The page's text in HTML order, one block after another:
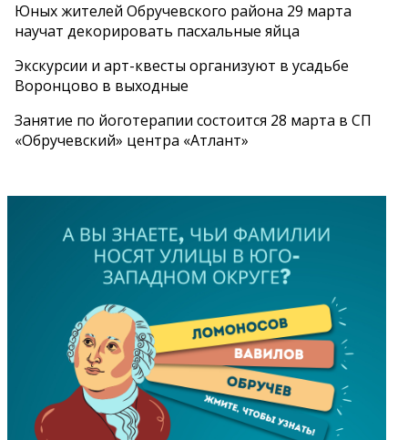
Юных жителей Обручевского района 29 марта
научат декорировать пасхальные яйца
Экскурсии и арт-квесты организуют в усадьбе
Воронцово в выходные
Занятие по йоготерапии состоится 28 марта в СП
«Обручевский» центра «Атлант»